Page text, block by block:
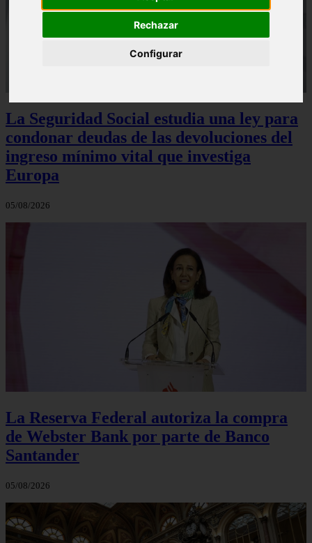
Rechazar
Configurar
La Seguridad Social estudia una ley para
condonar deudas de las devoluciones del
ingreso mínimo vital que investiga
Europa
05/08/2026
La Reserva Federal autoriza la compra
de Webster Bank por parte de Banco
Santander
05/08/2026